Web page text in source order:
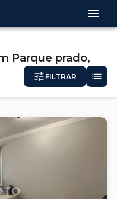
Parque prado,
FILTRAR